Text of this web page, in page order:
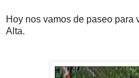
Hoy nos vamos de paseo para
Alta.